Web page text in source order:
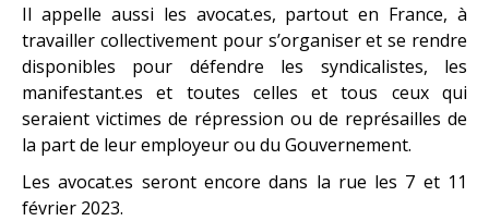
Il appelle aussi les avocat.es, partout en France, à
travailler collectivement pour s’organiser et se rendre
disponibles pour défendre les syndicalistes, les
manifestant.es et toutes celles et tous ceux qui
seraient victimes de répression ou de représailles de
la part de leur employeur ou du Gouvernement.
Les avocat.es seront encore dans la rue les 7 et 11
février 2023.